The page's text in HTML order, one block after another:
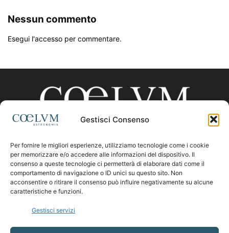
Gestisci Consenso
Per fornire le migliori esperienze, utilizziamo tecnologie come i cookie
per memorizzare e/o accedere alle informazioni del dispositivo. Il
consenso a queste tecnologie ci permetterà di elaborare dati come il
comportamento di navigazione o ID unici su questo sito. Non
acconsentire o ritirare il consenso può influire negativamente su alcune
caratteristiche e funzioni.
Gestisci servizi
Nessun commento
Esegui l'accesso per commentare.
CHI SIAMO
Contattaci:coelumastro@coelum.com